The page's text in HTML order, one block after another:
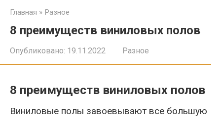
с
:
Главная » Разное
8 преимуществ виниловых полов
Опубликовано: 19.11.2022 Разное
8 преимуществ виниловых полов
Виниловые полы завоевывают все большую